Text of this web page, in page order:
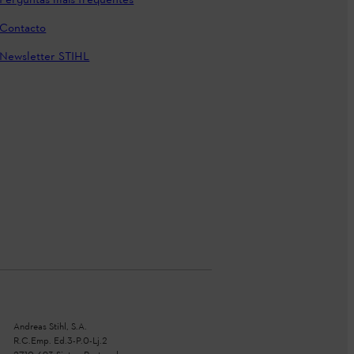
Contacto
Newsletter STIHL
Andreas Stihl, S.A.
R.C.Emp. Ed.3-P.0-Lj.2